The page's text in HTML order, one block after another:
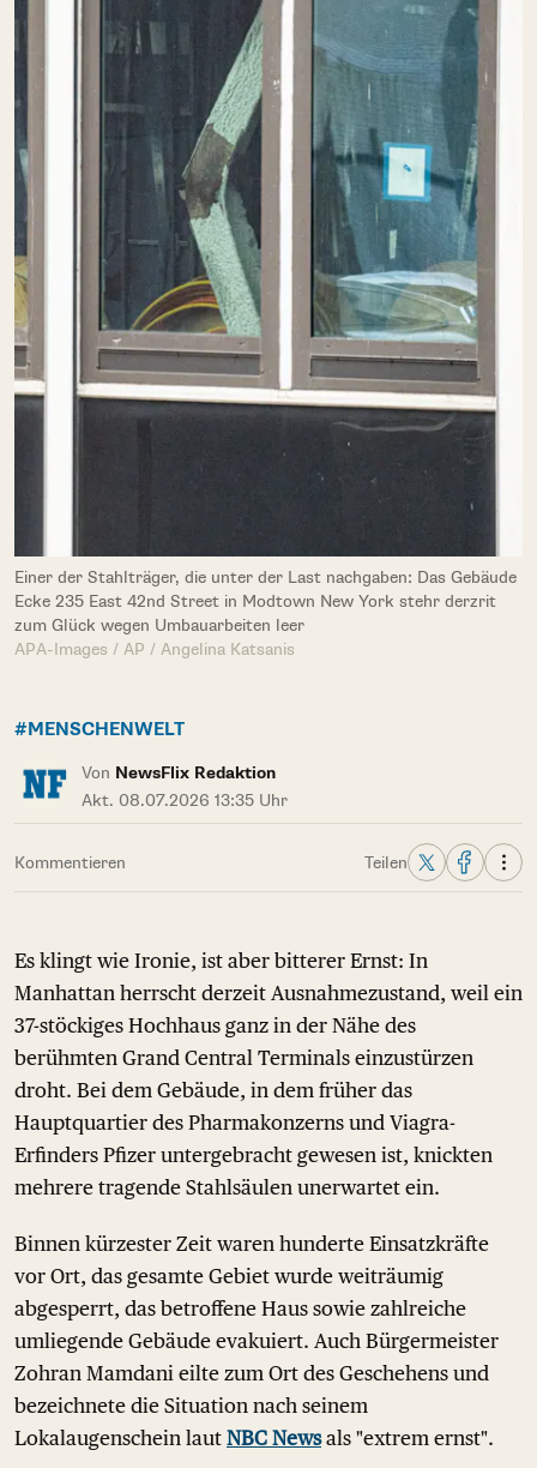
Einer der Stahlträger, die unter der Last nachgaben: Das Gebäude
Ecke 235 East 42nd Street in Modtown New York stehr derzrit
zum Glück wegen Umbauarbeiten leer
APA-Images / AP / Angelina Katsanis
#MENSCHENWELT
Von NewsFlix Redaktion
Akt. 08.07.2026 13:35 Uhr
Kommentieren Teilen
Es klingt wie Ironie, ist aber bitterer Ernst: In
Manhattan herrscht derzeit Ausnahmezustand, weil ein
37-stöckiges Hochhaus ganz in der Nähe des
berühmten Grand Central Terminals einzustürzen
droht. Bei dem Gebäude, in dem früher das
Hauptquartier des Pharmakonzerns und Viagra-
Erfinders Pfizer untergebracht gewesen ist, knickten
mehrere tragende Stahlsäulen unerwartet ein.
Binnen kürzester Zeit waren hunderte Einsatzkräfte
vor Ort, das gesamte Gebiet wurde weiträumig
abgesperrt, das betroffene Haus sowie zahlreiche
umliegende Gebäude evakuiert. Auch Bürgermeister
Zohran Mamdani eilte zum Ort des Geschehens und
bezeichnete die Situation nach seinem
Lokalaugenschein laut NBC Newsals "extrem ernst".